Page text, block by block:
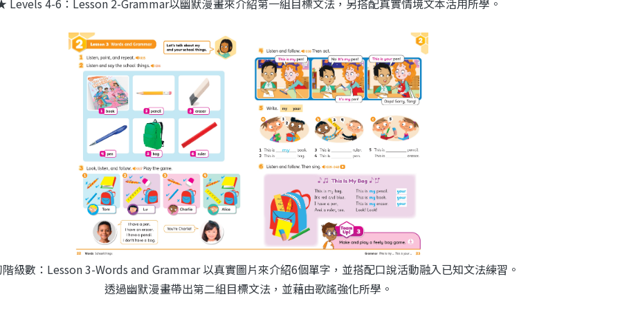
Levels 4-6：Lesson 2-Grammar以幽默漫畫來介紹第一組目標文法，另搭配真實情境文本活用所學。
級數：Lesson 3-Words and Grammar 以真實圖片來介紹6個單字，並搭配口說活動融入已知文法練習。
透過幽默漫畫帶出第二組目標文法，並藉由歌謠強化所學。